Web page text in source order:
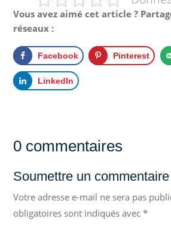
Vous avez aimé cet article ?
réseaux :
Facebook Pinterest
LinkedIn
0 commentaires
Soumettre un commentaire
Votre adresse e-mail ne sera pas
obligatoires sont indiqués avec*